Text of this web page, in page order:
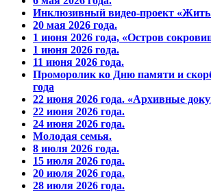
Инклюзивный видео-проект
20 мая 2026 года.
1 июня 2026 года, «Остров
1 июня 2026 года.
11 июня 2026 года.
Проморолик ко Дню памяти и
года
22 июня 2026 года. «Архивные
22 июня 2026 года.
24 июня 2026 года.
Молодая семья.
8 июля 2026 года.
15 июля 2026 года.
20 июля 2026 года.
28 июля 2026 года.